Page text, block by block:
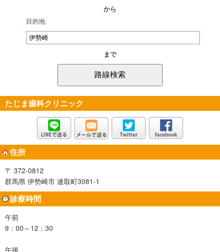
から
目的地
まで
たじま歯科クリニック
住所
〒 372-0812
群馬県 伊勢崎市 連取町3081-1
診察時間
午前
9：00～12：30
午後